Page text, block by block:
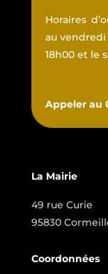
Horaires
au vendredi
18h00 et le
Appeler au
La Mairie
49 rue Curie
95830
Coordonnées